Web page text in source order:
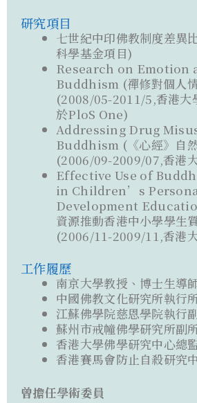
研究項目
七世紀中印佛教制度差異
科學基金項目)
Research on Emotion
Buddhism (禪修對個人
(2008/05-2011/5,香港大
於PloS One)
Addressing Drug
Buddhism (《心經》自
(2006/09-2009/07,香港
Effective Use of
in Children’s
Development
資源推動香港中小學學生
(2006/11-2009/11,香港
工作履歷
南京大學教授、博士生導
中國佛教文化研究所執行
江蘇佛學院慈恩學院執行
蘇州市戒幢佛學研究所副
香港大學佛學研究中心總
香港賽馬會防止自殺研究
曾擔任學術委員